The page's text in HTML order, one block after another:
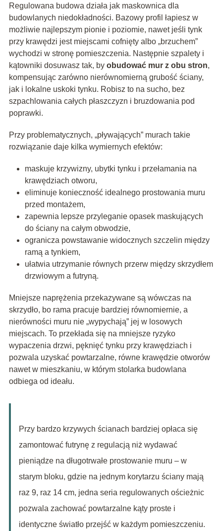
Regulowana budowa działa jak maskownica dla
budowlanych niedokładności. Bazowy profil łapiesz w
możliwie najlepszym pionie i poziomie, nawet jeśli tynk
przy krawędzi jest miejscami cofnięty albo „brzuchem”
wychodzi w stronę pomieszczenia. Następnie szpalety i
kątowniki dosuwasz tak, by obudować mur z obu stron,
kompensując zarówno nierównomierną grubość ściany,
jak i lokalne uskoki tynku. Robisz to na sucho, bez
szpachlowania całych płaszczyzn i bruzdowania pod
poprawki.
Przy problematycznych, „pływających” murach takie
rozwiązanie daje kilka wymiernych efektów:
maskuje krzywizny, ubytki tynku i przełamania na
krawędziach otworu,
eliminuje konieczność idealnego prostowania muru
przed montażem,
zapewnia lepsze przyleganie opasek maskujących
do ściany na całym obwodzie,
ogranicza powstawanie widocznych szczelin między
ramą a tynkiem,
ułatwia utrzymanie równych przerw między skrzydłem
drzwiowyma futryną.
Mniejsze naprężenia przekazywane są wówczas na
skrzydło, bo rama pracuje bardziej równomiernie, a
nierówności muru nie „wypychają” jej w losowych
miejscach. To przekłada się na mniejsze ryzyko
wypaczenia drzwi, pęknięć tynku przy krawędziach i
pozwala uzyskać powtarzalne, równe krawędzie otworów
nawet w mieszkaniu, w którym stolarka budowlana
odbiega od ideału.
Przy bardzo krzywych ścianach bardziej opłaca się
zamontować futrynę z regulacją niż wydawać
pieniądze na długotrwałe prostowanie muru – w
starym bloku, gdzie na jednym korytarzu ściany mają
raz 9, raz 14 cm, jedna seria regulowanych ościeżnic
pozwala zachować powtarzalne kąty proste i
identyczne światło przejść w każdym pomieszczeniu.